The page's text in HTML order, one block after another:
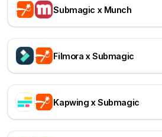
Submagic x Munch
Filmora x Submagic
Kapwing x Submagic